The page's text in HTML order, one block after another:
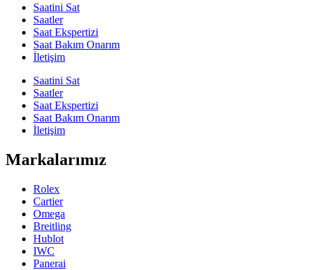
Saatini Sat
Saatler
Saat Ekspertizi
Saat Bakım Onarım
İletişim
Saatini Sat
Saatler
Saat Ekspertizi
Saat Bakım Onarım
İletişim
Markalarımız
Rolex
Cartier
Omega
Breitling
Hublot
IWC
Panerai